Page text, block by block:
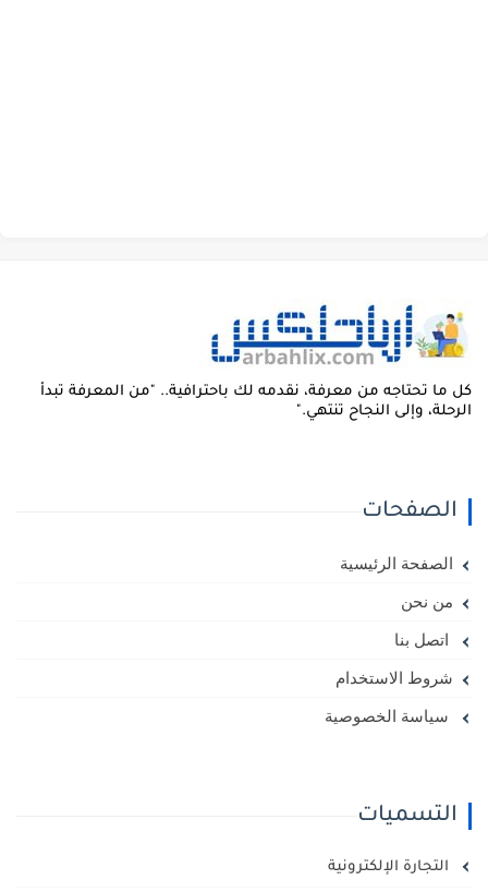
ما تحتاجه من معرفة، نقدمه لك باحترافية.. "من المعرفة تبدأ
وإلى النجاح تنتهي."
الصفحات
الصفحة الرئيسية
من نحن
اتصل بنا
شروط الاستخدام
سياسة الخصوصية
التسميات
التجارة الإلكترونية